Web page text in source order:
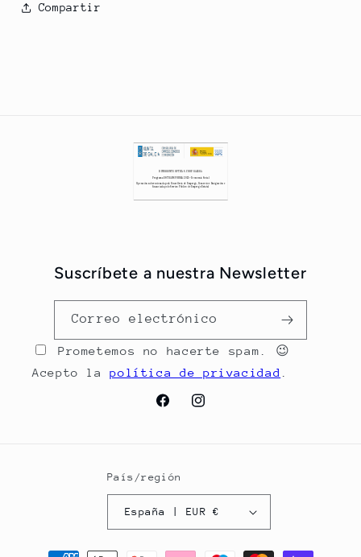
Compartir
Suscríbete a nuestra Newsletter
Correo electrónico
Prometemos no hacerte spam. 😉
Acepto lapolítica de privacidad
FacebookInstagram
País/región
España | EUR €
Formas